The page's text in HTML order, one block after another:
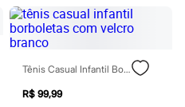
Tênis Casual Infantil Borboletas Com Velcro Branco
R$ 99,99